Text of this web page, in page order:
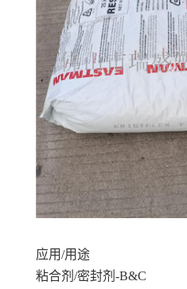
应用/用途
粘合剂/密封剂-B&C